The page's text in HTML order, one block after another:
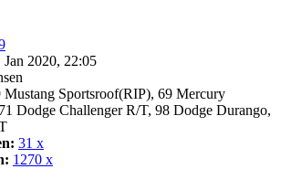
Jan 2020, 22:05
Mustang Sportsroof(RIP), 69 Mercury
Dodge Challenger R/T, 98 Dodge Durango,
31 x
1270 x